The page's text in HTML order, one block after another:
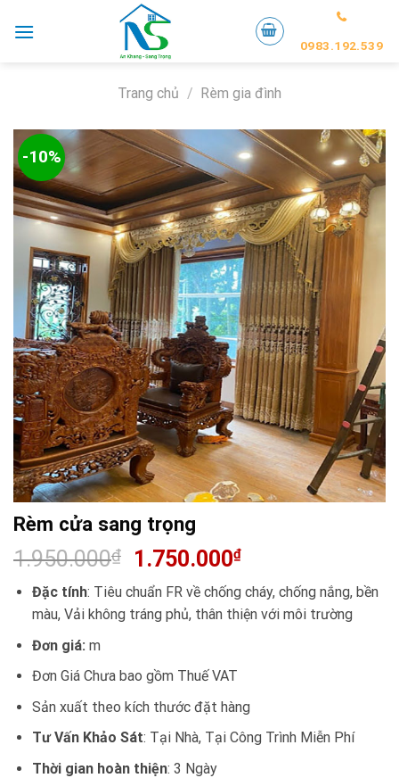
0983.192.539
Trang chủ / Rèm gia đình
-10%
Rèm cửa sang trọng
1.950.000₫ 1.750.000₫
Đặc tính: Tiêu chuẩn FR về chống cháy, chống nắng, bền
màu, Vải không tráng phủ, thân thiện với môi trường
Đơn giá: m
Đơn Giá Chưa bao gồm Thuế VAT
Sản xuất theo kích thước đặt hàng
Tư Vấn Khảo Sát: Tại Nhà, Tại Công Trình Miễn Phí
Thời gian hoàn thiện: 3 Ngày